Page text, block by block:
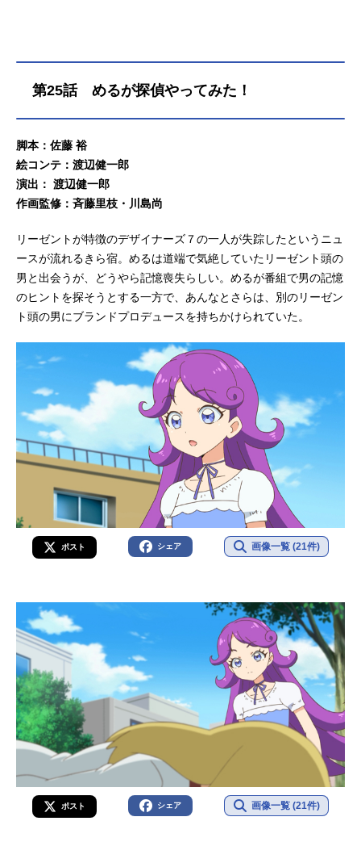
第25話 めるが探偵やってみた！
脚本：佐藤 裕
絵コンテ：渡辺健一郎
演出： 渡辺健一郎
作画監修：斉藤里枝・川島尚
リーゼントが特徴のデザイナーズ７の一人が失踪したというニュ
ースが流れるきら宿。めるは道端で気絶していたリーゼント頭の
男と出会うが、どうやら記憶喪失らしい。めるが番組で男の記憶
のヒントを探そうとする一方で、あんなとさらは、別のリーゼン
ト頭の男にブランドプロデュースを持ちかけられていた。
ポスト シェア 画像一覧 (21件)
ポスト シェア 画像一覧 (21件)